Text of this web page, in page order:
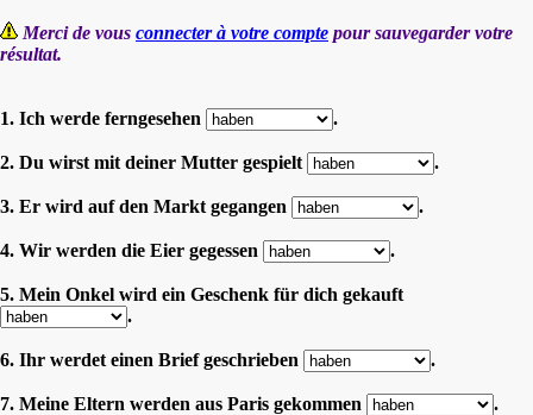
Merci de vous connecter à votre compte pour sauvegarder votre
résultat.
1. Ich werde ferngesehen .
2. Du wirst mit deiner Mutter gespielt .
3. Er wird auf den Markt gegangen .
4. Wir werden die Eier gegessen .
5. Mein Onkel wird ein Geschenk für dich gekauft
.
6. Ihr werdet einen Brief geschrieben .
7. Meine Eltern werden aus Paris gekommen .